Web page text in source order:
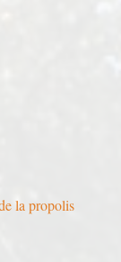
la propolis